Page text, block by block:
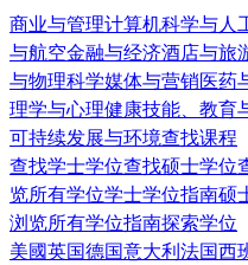
商业与管理计算机科学与人
与航空金融与经济酒店与旅
与物理科学媒体与营销医药
理学与心理健康技能、教育
可持续发展与环境查找课程
查找学士学位查找硕士学位
览所有学位学士学位指南硕
浏览所有学位指南探索学位
美國英国德国意大利法国西